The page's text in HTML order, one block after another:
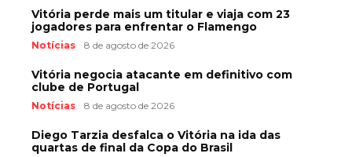
Vitória perde mais um titular e viaja com 23
jogadores para enfrentar o Flamengo
Notícias 8 de agosto de 2026
Vitória negocia atacante em definitivo com
clube de Portugal
Notícias 8 de agosto de 2026
Diego Tarzia desfalca o Vitória na ida das
quartas de final da Copa do Brasil